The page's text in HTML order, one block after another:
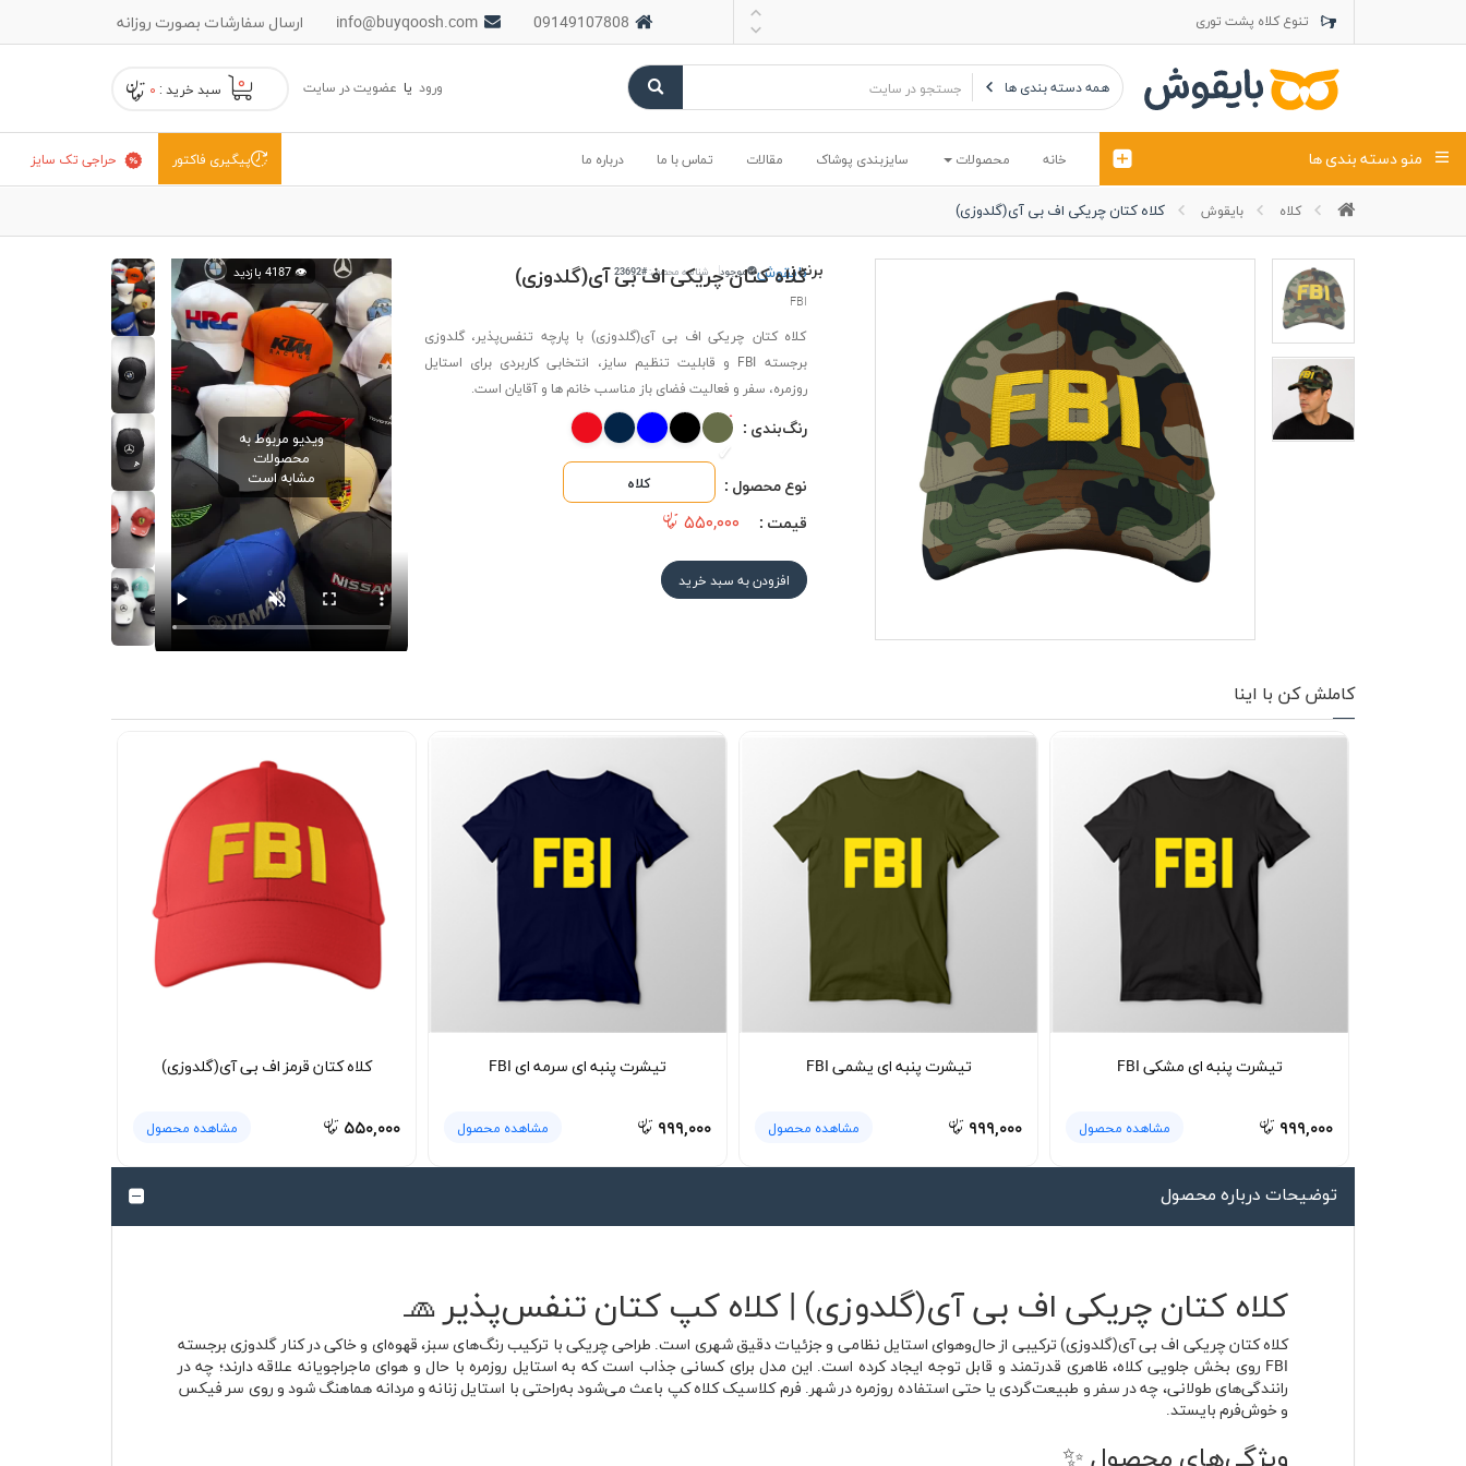
تنوع کلاه پشت توری
تنوع کلاه کتان
تنوع تراول ماک
ارسال سفارشات بصورت روزانه info@buyqoosh.com 09149107808
همه دسته بندی ها ۰ سبد خرید : ۰ ورود یا عضویت در سایت
حراجی تک سایز پیگیری فاکتور خانه محصولات سایزبندی پوشاک مقالات تماس با ما درباره ما منو دسته بندی ها
پولوشرت آستین بلند
گردنی کلاه شو
کلاه بایقوش کلاه کتان چریکی اف بی آی(گلدوزی)
کلاه کتان چریکی اف بی آی(گلدوزی)
FBI
برند :بایقوش موجود شناسه محصول:#23692
کلاه کتان چریکی اف بی آی(گلدوزی) با پارچه تنفس‌پذیر، گلدوزی
برجسته FBI و قابلیت تنظیم سایز، انتخابی کاربردی برای استایل
روزمره، سفر و فعالیت فضای باز مناسب خانم ها و آقایان است.
رنگ‌بندی :
نوع محصول : کلاه
قیمت : ۵۵۰,۰۰۰
افزودن به سبد خرید
👁️ 4187 بازدید
ویدیو مربوط به
محصولات
مشابه است
کاملش کن با اینا
تیشرت پنبه ای مشکی FBI
۹۹۹,۰۰۰ مشاهده محصول
تیشرت پنبه ای یشمی FBI
۹۹۹,۰۰۰ مشاهده محصول
تیشرت پنبه ای سرمه ای FBI
۹۹۹,۰۰۰ مشاهده محصول
کلاه کتان قرمز اف بی آی(گلدوزی)
۵۵۰,۰۰۰ مشاهده محصول
توضیحات درباره محصول
کلاه کتان چریکی اف بی آی(گلدوزی) | کلاه کپ کتان تنفس‌پذیر 🧢
کلاه کتان چریکی اف بی آی(گلدوزی) ترکیبی از حال‌وهوای استایل نظامی و جزئیات دقیق شهری است. طراحی چریکی با ترکیب رنگ‌های سبز، قهوه‌ای و خاکی در کنار گلدوزی برجسته
FBI روی بخش جلویی کلاه، ظاهری قدرتمند و قابل توجه ایجاد کرده است. این مدل برای کسانی جذاب است که به استایل روزمره با حال و هوای ماجراجویانه علاقه دارند؛ چه در
رانندگی‌های طولانی، چه در سفر و طبیعت‌گردی یا حتی استفاده روزمره در شهر. فرم کلاسیک کلاه کپ باعث می‌شود به‌راحتی با استایل زنانه و مردانه هماهنگ شود و روی سر فیکس
و خوش‌فرم بایستد.
ویژگی‌های محصول ✨